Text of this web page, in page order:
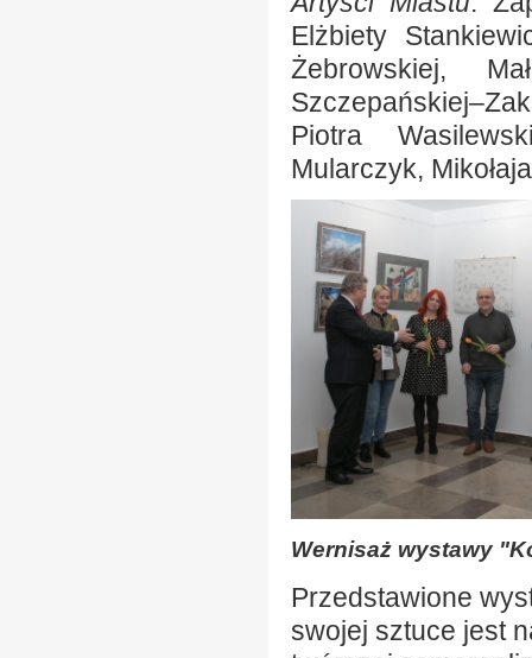
Elżbiety
Żebrowskiej,
Piotra
Mularczyk,
Wernisaż wystawy
Przedstawione
swojej sztuce jest